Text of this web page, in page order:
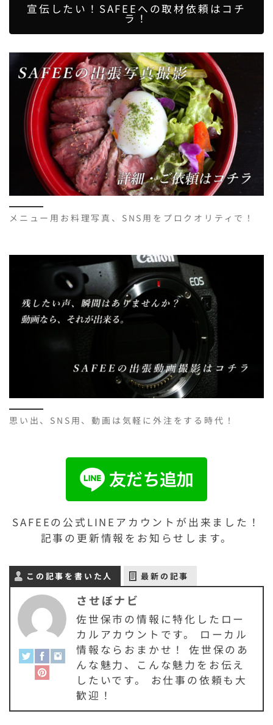
宣伝したい！SAFEEへの取材依頼はコチ
ラ！
メニュー用お料理写真、SNS用をプロクオリティで！
思い出、SNS用、動画は気軽に外注をする時代！
SAFEEの公式LINEアカウントが出来ました！
記事の更新情報をお知らせします。
この記事を書いた人 最新の記事
させぼナビ
佐世保市の情報に特化したロー
カルアカウントです。 ローカル
情報ならおまかせ！ 佐世保のあ
んな魅力、こんな魅力をお伝え
したいです。 お仕事の依頼も大
歓迎！